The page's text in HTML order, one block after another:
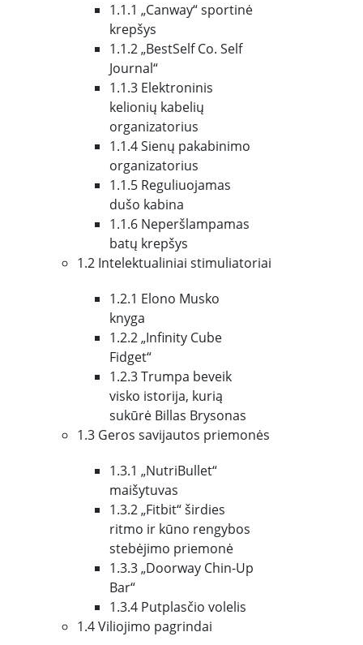
1.1.1 „Canway“ sportinė
krepšys
1.1.2 „BestSelf Co. Self
Journal“
1.1.3 Elektroninis
kelionių kabelių
organizatorius
1.1.4 Sienų pakabinimo
organizatorius
1.1.5 Reguliuojamas
dušo kabina
1.1.6 Neperšlampamas
batų krepšys
1.2 Intelektualiniai stimuliatoriai
1.2.1 Elono Musko
knyga
1.2.2 „Infinity Cube
Fidget“
1.2.3 Trumpa beveik
visko istorija, kurią
sukūrė Billas Brysonas
1.3 Geros savijautos priemonės
1.3.1 „NutriBullet“
maišytuvas
1.3.2 „Fitbit“ širdies
ritmo ir kūno rengybos
stebėjimo priemonė
1.3.3 „Doorway Chin-Up
Bar“
1.3.4 Putplasčio volelis
1.4 Viliojimo pagrindai